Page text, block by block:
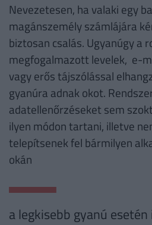
Nevezetesen, ha valaki egy
magánszemély számlájára
biztosan csalás. Ugyanúgy a
megfogalmazott levelek, e-
vagy erős tájszólással
gyanúra adnak okot.
adatellenőrzéseket sem
ilyen módon tartani, illetve
telepítsenek fel bármilyen
okán
a legkisebb gyanú esetén